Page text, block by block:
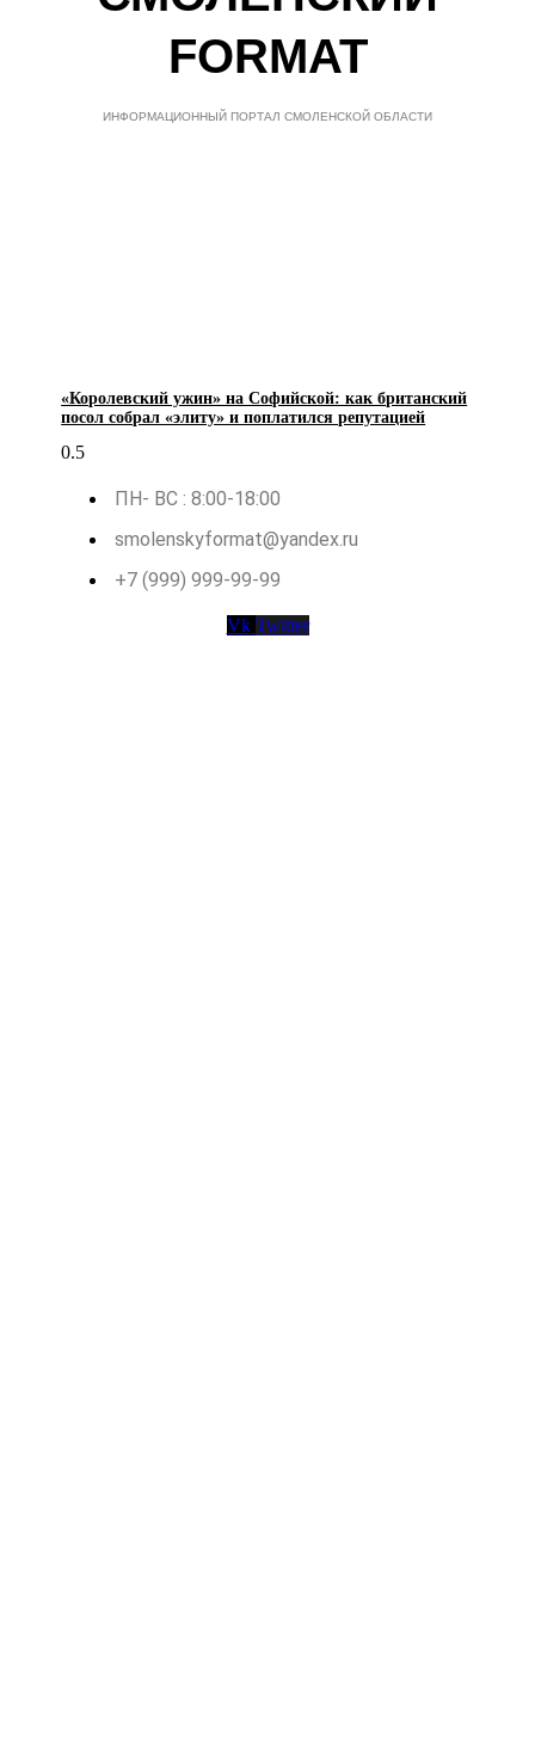
FORMAT
ИНФОРМАЦИОННЫЙ ПОРТАЛ СМОЛЕНСКОЙ ОБЛАСТИ
«Королевский ужин» на Софийской: как британский
посол собрал «элиту» и поплатился репутацией
ПН- ВС : 8:00-18:00
smolenskyformat@yandex.ru
+7 (999) 999-99-99
Vk Twitter